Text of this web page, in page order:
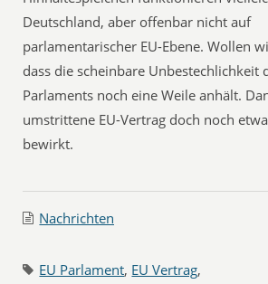
Deutschland, aber offenbar nicht auf
parlamentarischer EU-Ebene. Wollen
dass die scheinbare Unbestechlichkeit
Parlaments noch eine Weile anhält.
umstrittene EU-Vertrag doch noch
bewirkt.
Nachrichten
EU Parlament, EU Vertrag,